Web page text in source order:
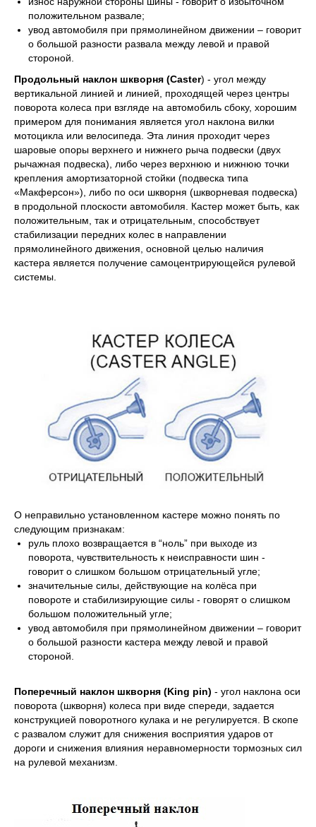
положительном развале;
увод автомобиля при прямолинейном движении – говорит
о большой разности развала между левой и правой
стороной.
Продольный наклон шкворня (Caster) - угол между
вертикальной линией и линией, проходящей через центры
поворота колеса при взгляде на автомобиль сбоку, хорошим
примером для понимания является угол наклона вилки
мотоцикла или велосипеда. Эта линия проходит через
шаровые опоры верхнего и нижнего рыча подвески (двух
рычажная подвеска), либо через верхнюю и нижнюю точки
крепления амортизаторной стойки (подвеска типа
«Макферсон»), либо по оси шкворня (шкворневая подвеска)
в продольной плоскости автомобиля. Кастер может быть, как
положительным, так и отрицательным, способствует
стабилизации передних колес в направлении
прямолинейного движения, основной целью наличия
кастера является получение самоцентрирующейся рулевой
системы.
О неправильно установленном кастере можно понять по
следующим признакам:
руль плохо возвращается в “ноль” при выходе из
поворота, чувствительность к неисправности шин -
говорит о слишком большом отрицательный угле;
значительные силы, действующие на колёса при
повороте и стабилизирующие силы - говорят о слишком
большом положительный угле;
увод автомобиля при прямолинейном движении – говорит
о большой разности кастера между левой и правой
стороной.
Поперечный наклон шкворня (King pin) - угол наклона оси
поворота (шкворня) колеса при виде спереди, задается
конструкцией поворотного кулака и не регулируется. В скопе
с развалом служит для снижения восприятия ударов от
дороги и снижения влияния неравномерности тормозных сил
на рулевой механизм.